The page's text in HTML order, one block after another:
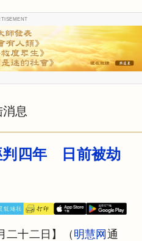
消息
判四年 日前被劫
二十二日】（ 明慧网 通